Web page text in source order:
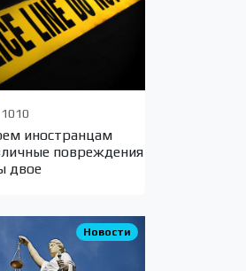
1010
иностранцам
повреждения
двое
Новости